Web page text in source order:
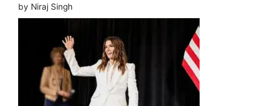
by Niraj Singh